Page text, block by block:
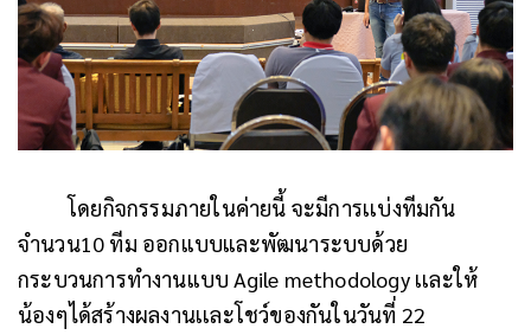
โดยกิจกรรมภายในค่ายนี้ จะมีการเเบ่งทีมกัน
จำนวน10 ทีม ออกแบบและพัฒนาระบบด้วย
กระบวนการทำงานแบบ Agile methodology เเละให้
น้องๆได้สร้างผลงานเเละโชว์ของกันในวันที่ 22